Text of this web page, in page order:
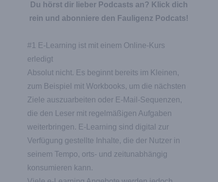
Du hörst dir lieber Podcasts an? Klick dich
rein und abonniere den Fauligenz Podcats!
#1 E-Learning ist mit einem Online-Kurs
erledigt
Absolut nicht. Es beginnt bereits im Kleinen,
zum Beispiel mit Workbooks, um die nächsten
Ziele auszuarbeiten oder E-Mail-Sequenzen,
die den Leser mit regelmäßigen Aufgaben
weiterbringen. E-Learning sind digital zur
Verfügung gestellte Inhalte, die der Nutzer in
seinem Tempo, orts- und zeitunabhängig
konsumieren kann.